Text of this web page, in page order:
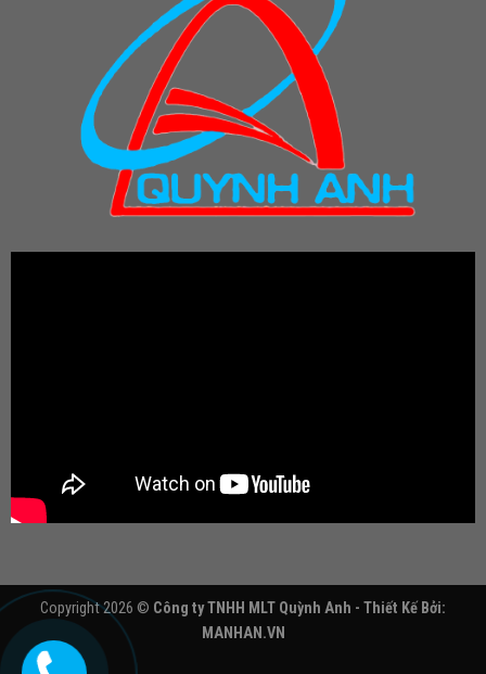
Copyright 2026 © Công ty TNHH MLT Quỳnh Anh - Thiết Kế Bởi:
MANHAN.VN